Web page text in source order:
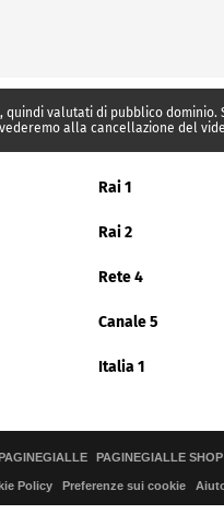
valutati di pubblico
alla cancellazione del
Rai 1
Rai 2
Rete 4
Canale 5
Italia 1
PAGINEGIALLE SHOP
Policy Preferenze sui cookie